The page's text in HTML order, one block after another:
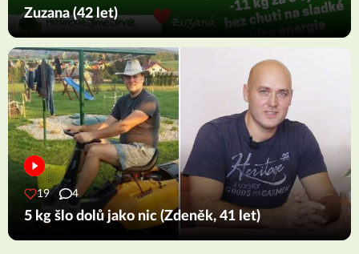
Zuzana (42 let)
19 4
5 kg šlo dolů jako nic (Zdeněk, 41 let)